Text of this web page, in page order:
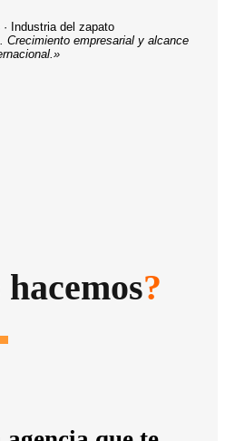
· Industria del zapato
Crecimiento empresarial y alcance
?